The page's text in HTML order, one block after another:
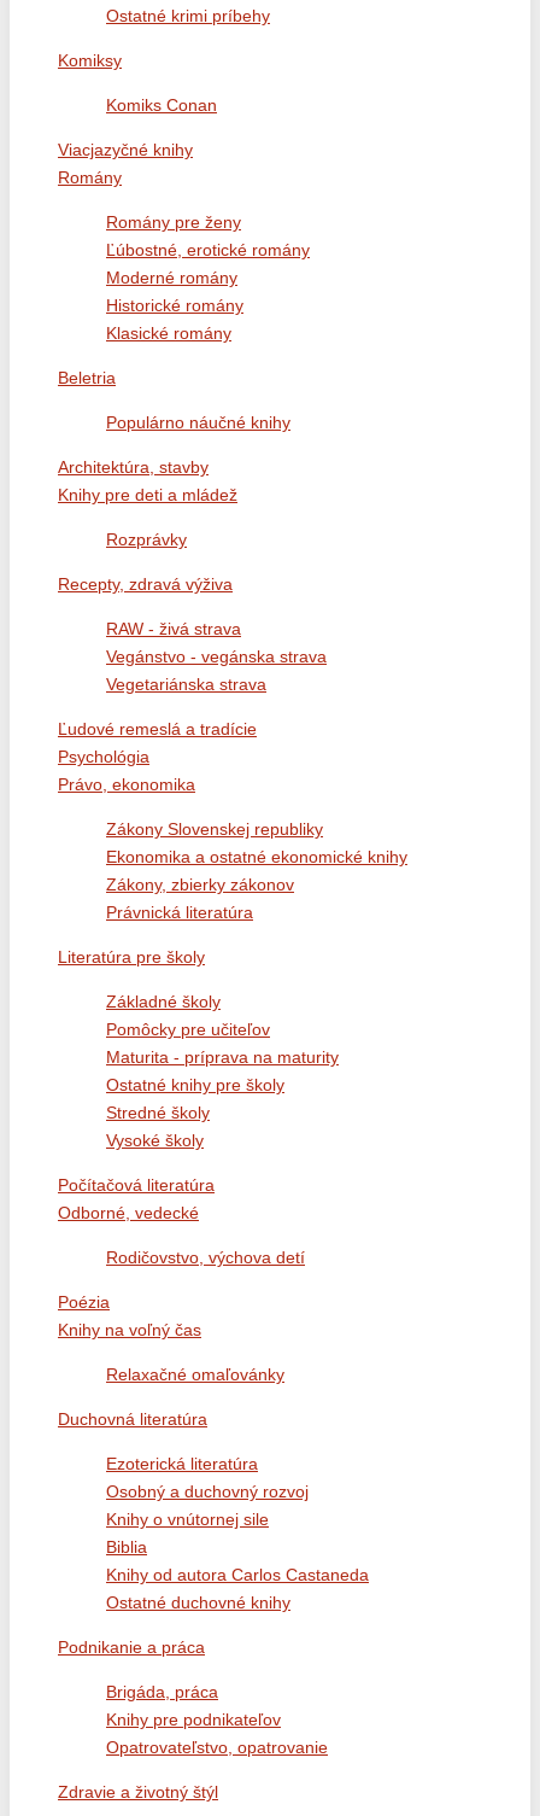
Ostatné krimi príbehy
Komiksy
Komiks Conan
Viacjazyčné knihy
Romány
Romány pre ženy
Ľúbostné, erotické romány
Moderné romány
Historické romány
Klasické romány
Beletria
Populárno náučné knihy
Architektúra, stavby
Knihy pre deti a mládež
Rozprávky
Recepty, zdravá výživa
RAW - živá strava
Vegánstvo - vegánska strava
Vegetariánska strava
Ľudové remeslá a tradície
Psychológia
Právo, ekonomika
Zákony Slovenskej republiky
Ekonomika a ostatné ekonomické knihy
Zákony, zbierky zákonov
Právnická literatúra
Literatúra pre školy
Základné školy
Pomôcky pre učiteľov
Maturita - príprava na maturity
Ostatné knihy pre školy
Stredné školy
Vysoké školy
Počítačová literatúra
Odborné, vedecké
Rodičovstvo, výchova detí
Poézia
Knihy na voľný čas
Relaxačné omaľovánky
Duchovná literatúra
Ezoterická literatúra
Osobný a duchovný rozvoj
Knihy o vnútornej sile
Biblia
Knihy od autora Carlos Castaneda
Ostatné duchovné knihy
Podnikanie a práca
Brigáda, práca
Knihy pre podnikateľov
Opatrovateľstvo, opatrovanie
Zdravie a životný štýl